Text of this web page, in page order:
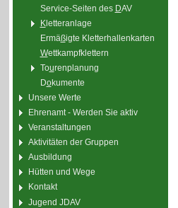
Service-Seiten des DAV
Kletteranlage
Ermäßigte Kletterhallenkarten
Wettkampfklettern
Tourenplanung
Dokumente
Unsere Werte
Ehrenamt - Werden Sie aktiv
Veranstaltungen
Aktivitäten der Gruppen
Ausbildung
Hütten und Wege
Kontakt
Jugend JDAV